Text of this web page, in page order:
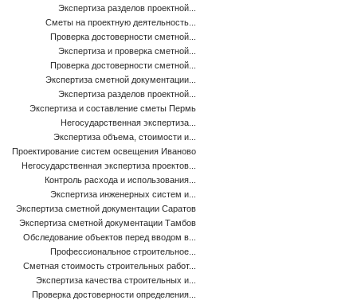
Экспертиза разделов проектной...
Сметы на проектную деятельность...
Проверка достоверности сметной...
Экспертиза и проверка сметной...
Проверка достоверности сметной...
Экспертиза сметной документации...
Экспертиза разделов проектной...
Экспертиза и составление сметы Пермь
Негосударственная экспертиза...
Экспертиза объема, стоимости и...
Проектирование систем освещения Иваново
Негосударственная экспертиза проектов...
Контроль расхода и использования...
Экспертиза инженерных систем и...
Экспертиза сметной документации Саратов
Экспертиза сметной документации Тамбов
Обследование объектов перед вводом в...
Профессиональное строительное...
Сметная стоимость строительных работ...
Экспертиза качества строительных и...
Проверка достоверности определения...